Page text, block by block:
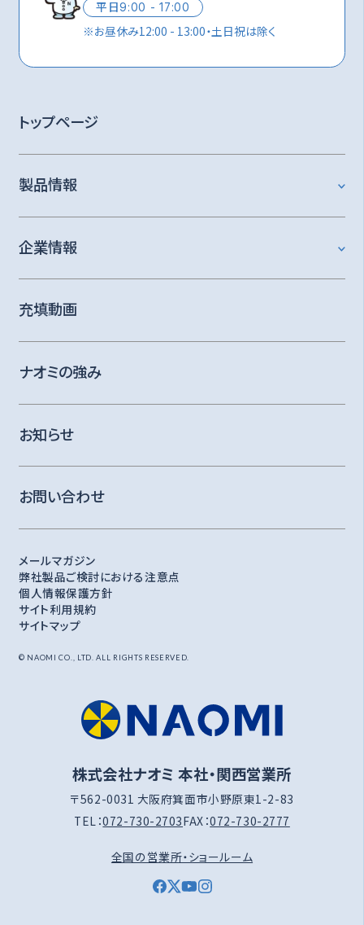
平日9:00 - 17:00
※お昼休み12:00 - 13:00・土日祝は除く
トップページ
製品情報
企業情報
充填動画
ナオミの強み
お知らせ
お問い合わせ
メールマガジン
弊社製品ご検討における注意点
個人情報保護方針
サイト利用規約
サイトマップ
© NAOMI CO., LTD. ALL RIGHTS RESERVED.
株式会社ナオミ 本社・関西営業所
〒562-0031 大阪府箕面市小野原東1-2-83
TEL：072-730-2703FAX：072-730-2777
全国の営業所・ショールーム